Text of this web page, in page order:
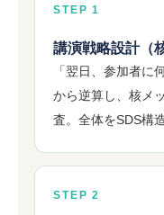
STEP 1
講演戦略設計（
「翌日、参加者に
から逆算し、核メ
査。全体をSDS構
STEP 2